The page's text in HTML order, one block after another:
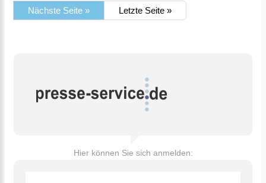
Nächste Seite » Letzte Seite »
Hier können Sie sich anmelden: